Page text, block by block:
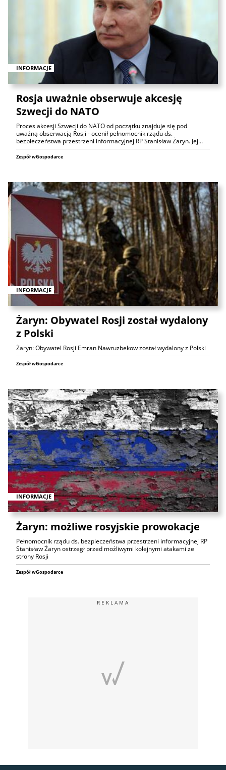
INFORMACJE
Rosja uważnie obserwuje akcesję
Szwecji do NATO
Proces akcesji Szwecji do NATO od początku znajduje się pod
uważną obserwacją Rosji - ocenił pełnomocnik rządu ds.
bezpieczeństwa przestrzeni informacyjnej RP Stanisław Żaryn. Jej…
Zespół wGospodarce
INFORMACJE
Żaryn: Obywatel Rosji został wydalony
z Polski
Żaryn: Obywatel Rosji Emran Nawruzbekow został wydalony z Polski
Zespół wGospodarce
INFORMACJE
Żaryn: możliwe rosyjskie prowokacje
Pełnomocnik rządu ds. bezpieczeństwa przestrzeni informacyjnej RP
Stanisław Żaryn ostrzegł przed możliwymi kolejnymi atakami ze
strony Rosji
Zespół wGospodarce
REKLAMA